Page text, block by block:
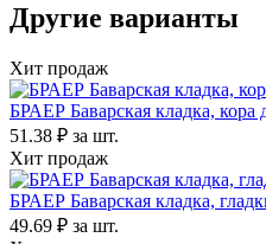
Другие варианты
Хит продаж
БРАЕР Баварская кладка,
51.38 ₽ за шт.
Хит продаж
БРАЕР Баварская кладка,
49.69 ₽ за шт.